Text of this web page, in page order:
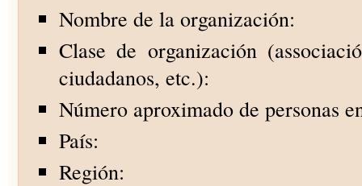
Nombre de la organización:
Clase de organización
ciudadanos, etc.):
Número aproximado de personas
País:
Región: